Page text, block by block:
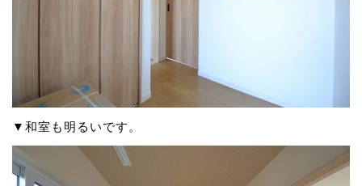
▼和室も明るいです。